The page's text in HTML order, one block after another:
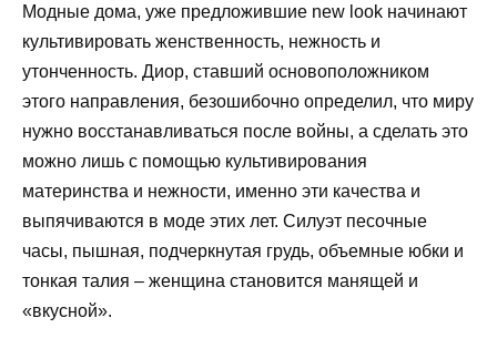
Модные дома, уже предложившие new look начинают
культивировать женственность, нежность и
утонченность. Диор, ставший основоположником
этого направления, безошибочно определил, что миру
нужно восстанавливаться после войны, а сделать это
можно лишь с помощью культивирования
материнства и нежности, именно эти качества и
выпячиваются в моде этих лет. Силуэт песочные
часы, пышная, подчеркнутая грудь, объемные юбки и
тонкая талия – женщина становится манящей и
«вкусной».